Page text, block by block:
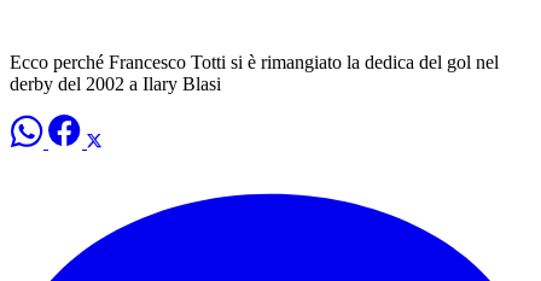
Ecco perché Francesco Totti si è rimangiato la dedica del gol nel
derby del 2002 a Ilary Blasi